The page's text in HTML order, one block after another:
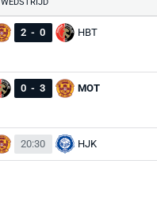
2 - 0
HBT
0 - 3
MOT
20:30 HJK